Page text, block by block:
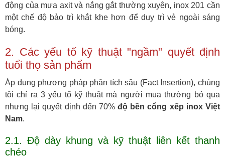
động của mưa axit và nắng gắt thường xuyên, inox 201 cần
một chế độ bảo trì khắt khe hơn để duy trì vẻ ngoài sáng
bóng.
2. Các yếu tố kỹ thuật "ngầm" quyết định
tuổi thọ sản phẩm
Áp dụng phương pháp phân tích sâu (Fact Insertion), chúng
tôi chỉ ra 3 yếu tố kỹ thuật mà người mua thường bỏ qua
nhưng lại quyết định đến 70%độ bền cổng xếp inox Việt
Nam.
2.1. Độ dày khung và kỹ thuật liên kết thanh
chéo